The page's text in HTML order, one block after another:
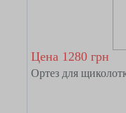
Цена 1280 грн
Ортез для